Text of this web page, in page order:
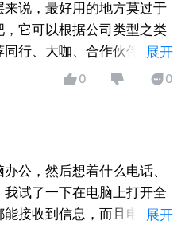
说，最好用的地方莫过于
它可以根据公司类型之类
行、大咖、合作伙伴，都
，算是一个个性化定制
于它。我很推荐！
展开
0 0
公，然后想着什么电话、
试了一下在电脑上打开全
接收到信息，而且电子名
展开